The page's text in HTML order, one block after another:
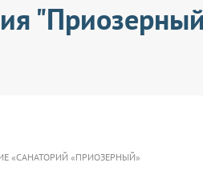
«САНАТОРИЙ «ПРИОЗЕРНЫЙ»